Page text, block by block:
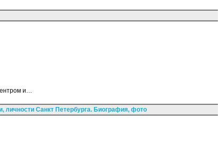
и…
личности Санкт Петербурга. Биография, фото